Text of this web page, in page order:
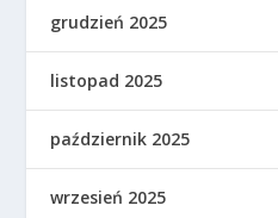
grudzień 2025
listopad 2025
październik 2025
wrzesień 2025